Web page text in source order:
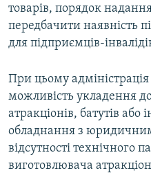
товарів, порядок
передбачити наявність
для підприємців-
При цьому
можливість укладення
атракціонів, батутів
обладнання з
відсутності технічного
виготовлювача